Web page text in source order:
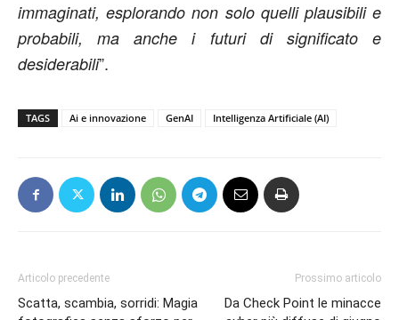
immaginati, esplorando non solo quelli plausibili e
probabili, ma anche i futuri di significato e
desiderabili”.
TAGS Ai e innovazione GenAI Intelligenza Artificiale (AI)
Articolo precedente
Scatta, scambia, sorridi: Magia
Prossimo articolo
Da Check Point le minacce